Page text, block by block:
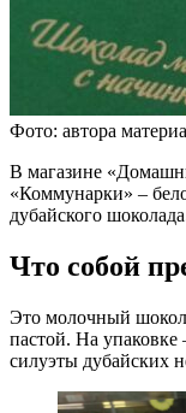
Фото: автора
В магазине
«Коммунарки» –
дубайского
Что собой
Это молочный
пастой. На
силуэты дубайских